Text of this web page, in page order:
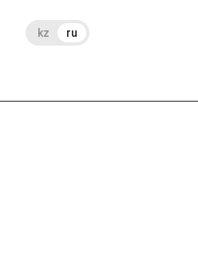
kz ru